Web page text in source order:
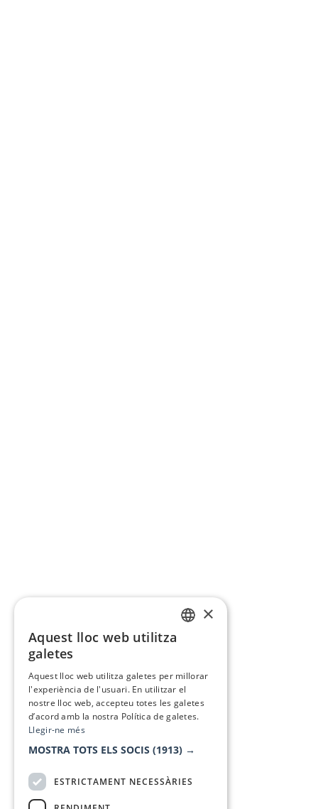
×
Aquest lloc web utilitza
galetes
Aquest lloc web utilitza galetes per millorar
l'experiència de l'usuari. En utilitzar el
nostre lloc web, accepteu totes les galetes
d’acord amb la nostra Política de galetes.
Llegir-ne més
MOSTRA TOTS ELS SOCIS (1913) →
ESTRICTAMENT NECESSÀRIES